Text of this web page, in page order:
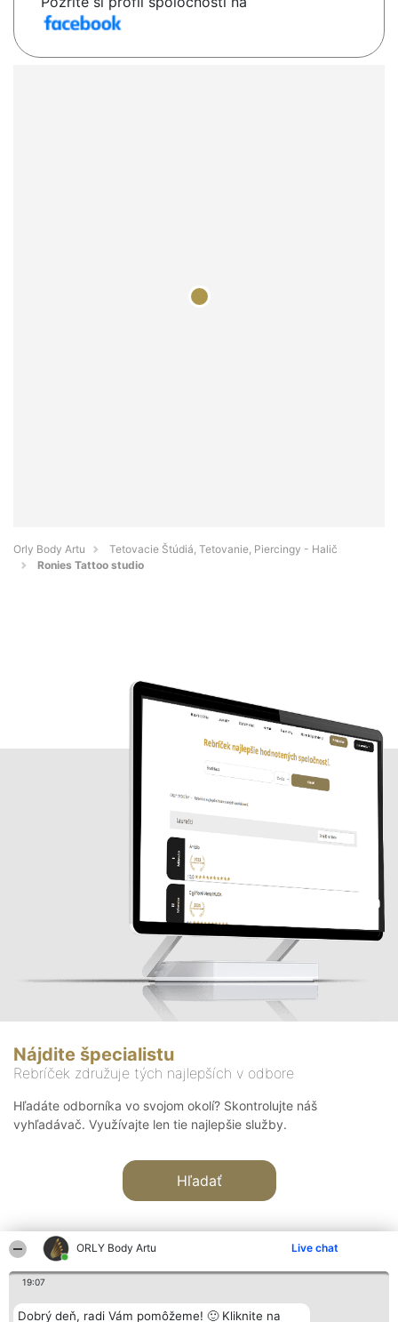
ORLY Body Artu Live chat
19:07
Dobrý deň, radi Vám pomôžeme! 🙂 Kliknite na
Orly Body Artu
Tetovacie Štúdiá, Tetovanie, Piercingy - Halič
Ronies Tattoo studio
Nájdite špecialistu
Rebríček združuje tých najlepších v odbore
Hľadáte odborníka vo svojom okolí? Skontrolujte náš
vyhľadávač. Využívajte len tie najlepšie služby.
Hľadať
Organizátor hodnotenia Hodnotenie Kontakt